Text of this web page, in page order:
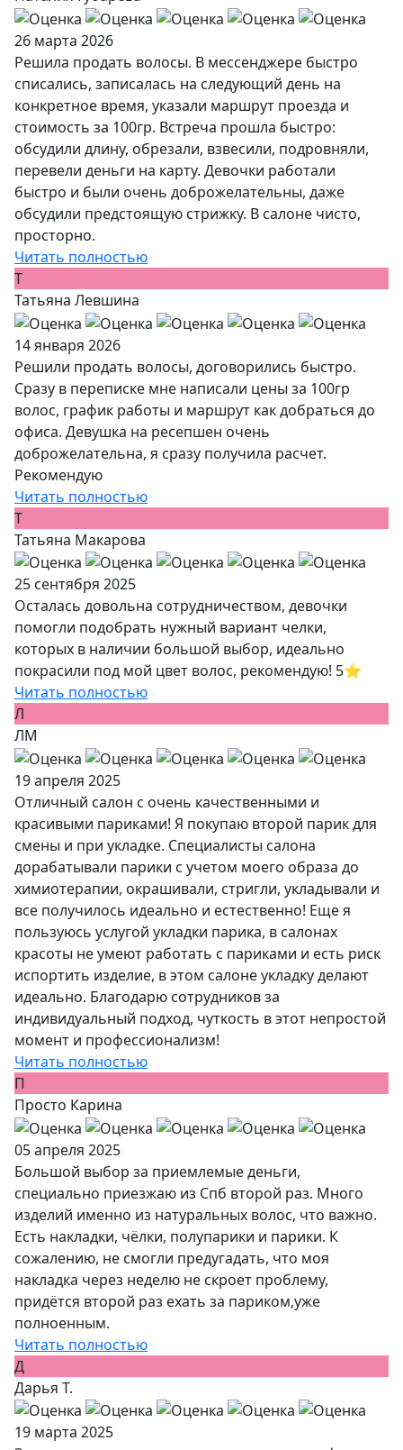
26 марта 2026
Решила продать волосы. В мессенджере быстро
списались, записалась на следующий день на
конкретное время, указали маршрут проезда и
стоимость за 100гр. Встреча прошла быстро:
обсудили длину, обрезали, взвесили, подровняли,
перевели деньги на карту. Девочки работали
быстро и были очень доброжелательны, даже
обсудили предстоящую стрижку. В салоне чисто,
просторно.
Читать полностью
Т
Татьяна Левшина
14 января 2026
Решили продать волосы, договорились быстро.
Сразу в переписке мне написали цены за 100гр
волос, график работы и маршрут как добраться до
офиса. Девушка на ресепшен очень
доброжелательна, я сразу получила расчет.
Рекомендую
Читать полностью
Т
Татьяна Макарова
25 сентября 2025
Осталась довольна сотрудничеством, девочки
помогли подобрать нужный вариант челки,
которых в наличии большой выбор, идеально
покрасили под мой цвет волос, рекомендую! 5⭐️
Читать полностью
Л
ЛМ
19 апреля 2025
Отличный салон с очень качественными и
красивыми париками! Я покупаю второй парик для
смены и при укладке. Специалисты салона
дорабатывали парики с учетом моего образа до
химиотерапии, окрашивали, стригли, укладывали и
все получилось идеально и естественно! Еще я
пользуюсь услугой укладки парика, в салонах
красоты не умеют работать с париками и есть риск
испортить изделие, в этом салоне укладку делают
идеально. Благодарю сотрудников за
индивидуальный подход, чуткость в этот непростой
момент и профессионализм!
Читать полностью
П
Просто Карина
05 апреля 2025
Большой выбор за приемлемые деньги,
специально приезжаю из Спб второй раз. Много
изделий именно из натуральных волос, что важно.
Есть накладки, чёлки, полупарики и парики. К
сожалению, не смогли предугадать, что моя
накладка через неделю не скроет проблему,
придётся второй раз ехать за париком,уже
полноенным.
Читать полностью
Д
Дарья Т.
19 марта 2025